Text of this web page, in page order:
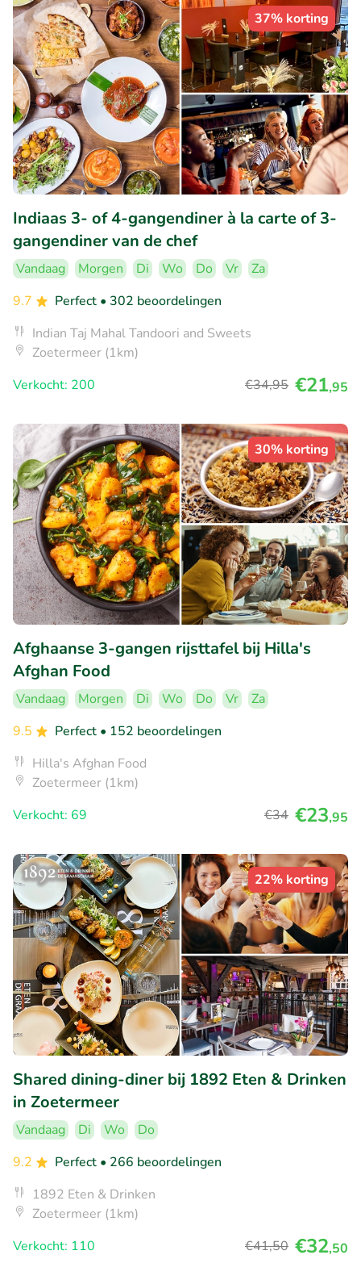
37% korting
Indiaas 3- of 4-gangendiner à la carte of 3-
gangendiner van de chef
Vandaag Morgen Di Wo Do Vr
Za
9.7
Perfect • 302 beoordelingen
Indian Taj Mahal Tandoori and Sweets
Zoetermeer (1km)
Verkocht: 200
€34,95 €21,95
30% korting
Afghaanse 3-gangen rijsttafel bij Hilla's
Afghan Food
Vandaag Morgen Di Wo Do Vr
Za
9.5
Perfect • 152 beoordelingen
Hilla's Afghan Food
Zoetermeer (1km)
Verkocht: 69
€34 €23,95
22% korting
Shared dining-diner bij 1892 Eten & Drinken
in Zoetermeer
Vandaag Di Wo
Do
9.2
Perfect • 266 beoordelingen
1892 Eten & Drinken
Zoetermeer (1km)
Verkocht: 110
€41,50 €32,50